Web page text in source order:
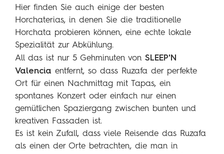
Hier finden Sie auch einige der besten
Horchaterias, in denen Sie die traditionelle
Horchata probieren können, eine echte lokale
Spezialität zur Abkühlung.
All das ist nur 5 Gehminuten von SLEEP'N
Valencia entfernt, so dass Ruzafa der perfekte
Ort für einen Nachmittag mit Tapas, ein
spontanes Konzert oder einfach nur einen
gemütlichen Spaziergang zwischen bunten und
kreativen Fassaden ist.
Es ist kein Zufall, dass viele Reisende das Ruzafa
als einen der Orte betrachten, die man in